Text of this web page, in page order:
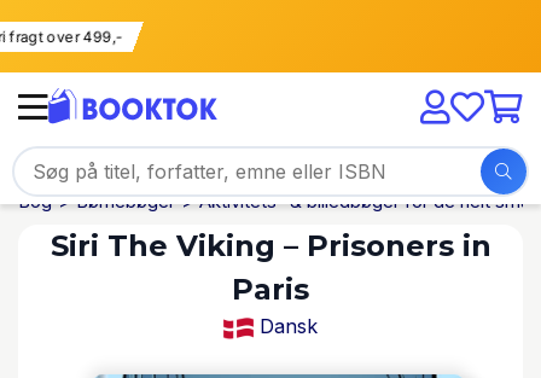
Fri fragt over 499,-
Bog Børnebøger Aktivitets- & billedbøger for de helt små
Siri The Viking – Prisoners in
Paris
Dansk